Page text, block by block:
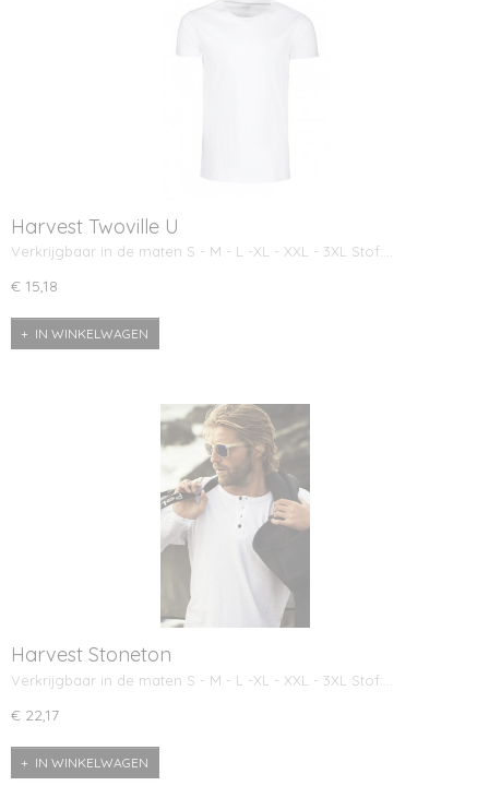
Harvest Twoville U
Verkrijgbaar in de maten S - M - L -XL - XXL - 3XL Stof:…
€ 15,18
IN WINKELWAGEN
Harvest Stoneton
Verkrijgbaar in de maten S - M - L -XL - XXL - 3XL Stof:…
€ 22,17
IN WINKELWAGEN